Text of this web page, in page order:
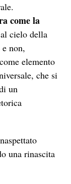
come la
cielo della
non,
elemento
che si
un
una rinascita